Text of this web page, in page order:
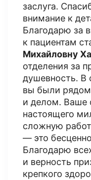
заслуга.
внимание к
Благодарю за
к пациентам
Михайловну
отделения за
душевность. В
вы были
и делом. Ваше
настоящего
сложную
— это
Благодарю
и верность
крепкого